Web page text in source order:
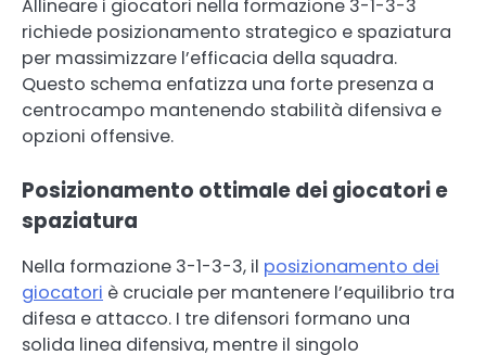
Allineare i giocatori nella formazione 3-1-3-3
richiede posizionamento strategico e spaziatura
per massimizzare l’efficacia della squadra.
Questo schema enfatizza una forte presenza a
centrocampo mantenendo stabilità difensiva e
opzioni offensive.
Posizionamento ottimale dei giocatori e
spaziatura
Nella formazione 3-1-3-3, il posizionamento dei
giocatori è cruciale per mantenere l’equilibrio tra
difesa e attacco. I tre difensori formano una
solida linea difensiva, mentre il singolo